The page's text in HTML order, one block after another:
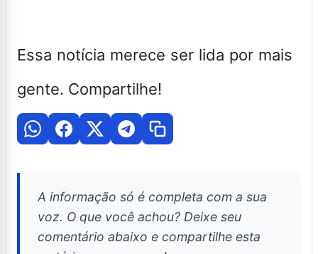
Essa notícia merece ser lida por mais
gente. Compartilhe!
A informação só é completa com a sua
voz. O que você achou? Deixe seu
comentário abaixo e compartilhe esta